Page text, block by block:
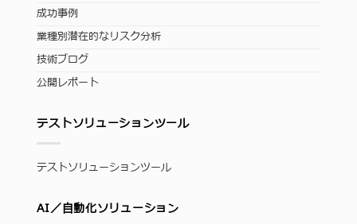
成功事例
業種別潜在的なリスク分析
技術ブログ
公開レポート
テストソリューションツール
テストソリューションツール
AI／自動化ソリューション